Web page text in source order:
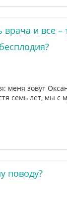
и все –
меня зовут
семь лет, мы с
поводу?